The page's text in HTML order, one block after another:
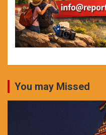
You may Missed